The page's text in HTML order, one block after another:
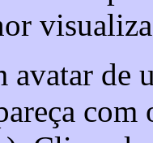
de